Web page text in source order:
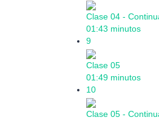
Clase 04 -
01:43 minutos
9
Clase 05
01:49 minutos
10
Clase 05 -